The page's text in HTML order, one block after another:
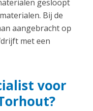
gesloopt
Bij de
aangebracht op
met een
voor